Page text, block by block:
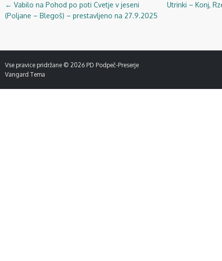
Navigacija
← Vabilo na Pohod po poti Cvetje v jeseni
(Poljane – Blegoš) – prestavljeno na 27.9.2025
Utrinki – Konj,
Vse pravice pridržane © 2026 PD Podpeč-Preserje
Vangard Tema